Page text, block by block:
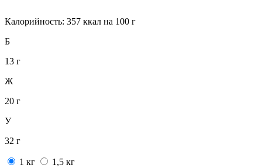
Калорийность: 357 ккал на 100 г
Б
13 г
Ж
20 г
У
32 г
1 кг
1,5 кг